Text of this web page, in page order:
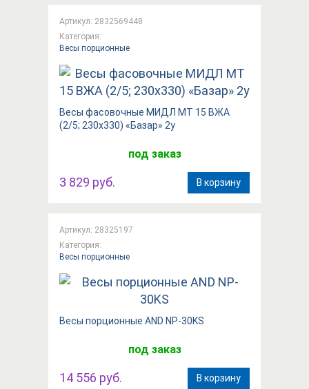
Артикул: 2832569448
Категория:
Весы порционные
Весы фасовочные МИДЛ МТ 15 ВЖА
(2/5; 230x330) «Базар» 2у
под заказ
3 829 руб. В корзину
Артикул: 28325197
Категория:
Весы порционные
Вeсы порционные AND NP-30KS
под заказ
14 556 руб. В корзину